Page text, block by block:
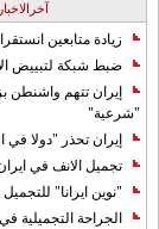
آخرالاخبار
زيادة متابعين
ضبط شبكة لتبييض
إيران تتهم واشنطن
"شرعية"
إيران تحذر "دولا
تجميل الانف في
"نوين ايرانا"
الجراحة التجميلية